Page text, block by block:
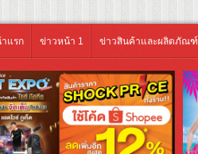
แรก ข่าวหน้า 1 ข่าวสินค้าและผลิตภัณฑ์